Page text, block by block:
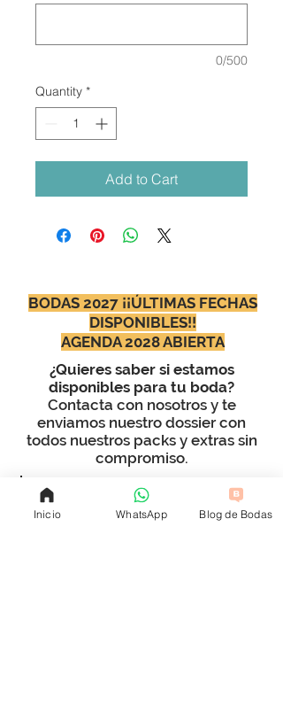
0/500
Quantity *
Add to Cart
BODAS 2027 ¡¡ÚLTIMAS FECHAS
DISPONIBLES!!
AGENDA 2028 ABIERTA
¿Quieres saber si estamos
disponibles para tu boda?
Contacta con nosotros y te
enviamos nuestro dossier con
todos nuestros packs y extras sin
compromiso.
SEND WHATS APP
Inicio WhatsApp Blog de Bodas